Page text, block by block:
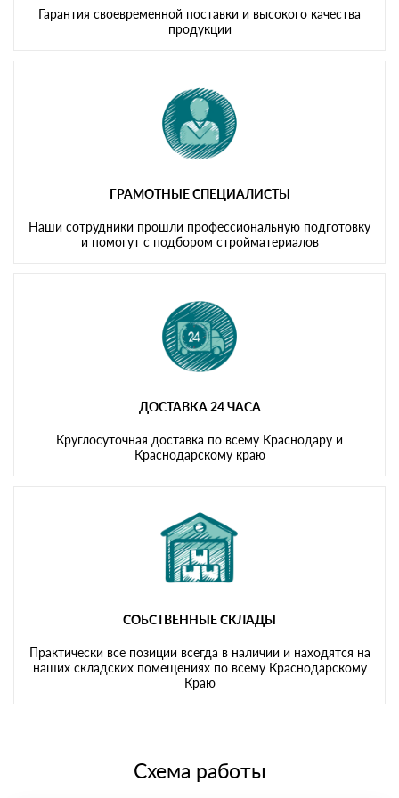
Гарантия своевременной поставки и высокого качества
продукции
ГРАМОТНЫЕ СПЕЦИАЛИСТЫ
Наши сотрудники прошли профессиональную подготовку
и помогут с подбором стройматериалов
ДОСТАВКА 24 ЧАСА
Круглосуточная доставка по всему Краснодару и
Краснодарскому краю
СОБСТВЕННЫЕ СКЛАДЫ
Практически все позиции всегда в наличии и находятся на
наших складских помещениях по всему Краснодарскому
Краю
Схема работы